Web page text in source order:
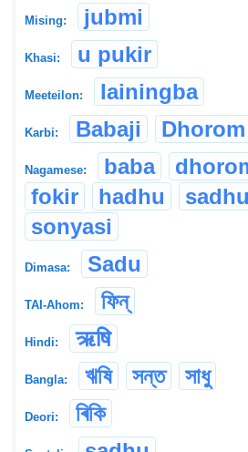
Mising: jubmi
Khasi: u pukir
Meeteilon: lainingba
Karbi: Babaji
Nagamese: baba
fokir
hadhu sadhu
sonyasi
Dimasa: Sadu
TAI-Ahom: ফিন্
Hindi: ऋषि
Bangla: ঋষি সন্ত সাধু
Deori: ৰিকি